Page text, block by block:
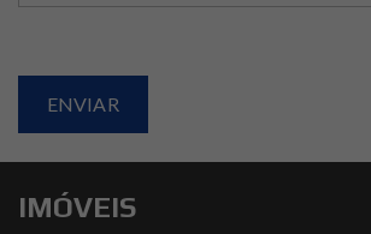
IMÓVEIS